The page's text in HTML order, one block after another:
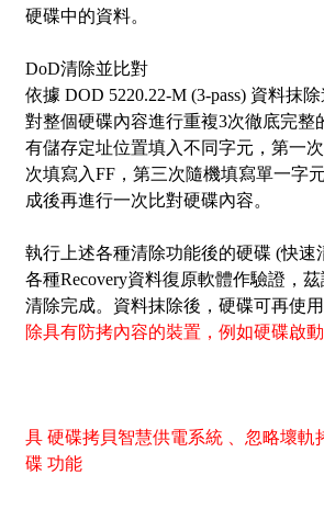
硬碟中的資料。
DoD清除並比對
依據 DOD 5220.22-M (3-pass) 資料抹
對整個硬碟內容進行重複3次徹底完整
有儲存定址位置填入不同字元，第一
次填寫入FF，第三次隨機填寫單一字元
成後再進行一次比對硬碟內容。
執行上述各種清除功能後的硬碟 (快速
各種Recovery資料復原軟體作驗證，
清除完成。資料抹除後，硬碟可再使用
除具有防拷內容的裝置，例如硬碟啟
具 硬碟拷貝智慧供電系統 、忽略壞軌
碟 功能